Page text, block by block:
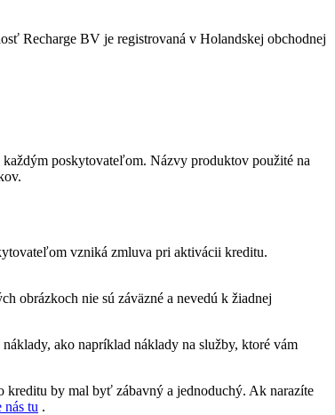
Recharge BV je registrovaná v Holandskej obchodnej
poskytovateľom. Názvy produktov použité na
vzniká zmluva pri aktivácii kreditu.
obrázkoch nie sú záväzné a nevedú k žiadnej
ako napríklad náklady na služby, ktoré vám
kreditu by mal byť zábavný a jednoduchý. Ak narazíte
tu .